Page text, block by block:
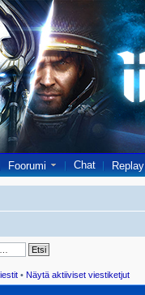
Foorumi Chat Replay
• Näytä aktiiviset viestiketjut